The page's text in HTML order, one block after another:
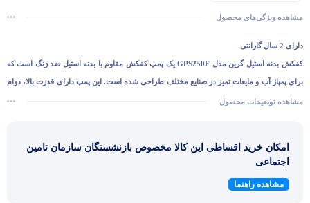
مشاهده ویژگی‌های محصول
دارای 2 سال گارانتی
کفکش بدنه استیل گرین مدل GPS250F یک پمپ کفکش مقاوم با بدنه استیل ضد زنگ است که
برای پمپاژ آب و مایعات تمیز در صنایع مختلف طراحی شده است. این پمپ دارای قدرت بالا، دوام
طولانی و عملکرد بهینه در محیط‌های سخت است.
مشاهده توضیحات محصول
امکان خرید اقساطی این کالا مخصوص بازنشستگان سازمان تامین
اجتماعی
مشاهده راهنما